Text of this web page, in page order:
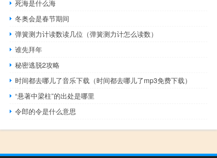
死海是什么海
冬奥会是春节期间
弹簧测力计读数读几位（弹簧测力计怎么读数）
谁先拜年
秘密逃脱2攻略
时间都去哪儿了音乐下载（时间都去哪儿了mp3免费下载）
“悬著中梁柱”的出处是哪里
令郎的令是什么意思